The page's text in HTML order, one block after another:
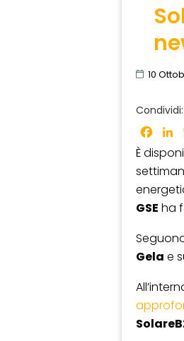
10
Condividi:
È
GSE ha
Gela e